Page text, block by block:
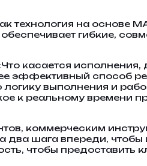
на основе
гибкие,
касается
эффективный способ
выполнения и
к реальному времени
коммерческим
два шага впереди,
чтобы предоставить